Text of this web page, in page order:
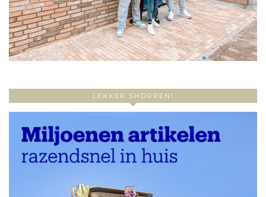
LEKKER SHOPPEN!